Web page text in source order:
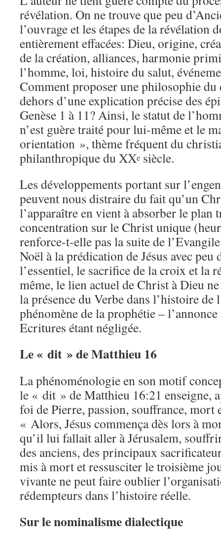
révélation. On ne trouve que peu
l’ouvrage et les étapes de la révélation
entièrement effacées: Dieu, origine,
de la création, alliances, harmonie
l’homme, loi, histoire du salut,
Comment proposer une philosophie
dehors d’une explication précise des
Genèse 1 à 11? Ainsi, le statut de
n’est guère traité pour lui-même et le
orientation », thème fréquent du
philanthropique du XXe siècle.
Les développements portant sur
peuvent nous distraire du fait qu’un
l’apparaître en vient à absorber le
concentration sur le Christ unique
renforce-t-elle pas la suite de
Noël à la prédication de Jésus avec peu
l’essentiel, le sacrifice de la croix et la
même, le lien actuel de Christ à Dieu
la présence du Verbe dans l’histoire
phénomène de la prophétie –
Ecritures étant négligée.
Le « dit » de Matthieu 16
La phénoménologie en son motif
le « dit » de Matthieu 16:21 enseigne,
foi de Pierre, passion, souffrance, mort
« Alors, Jésus commença dès lors à
qu’il lui fallait aller à Jérusalem,
des anciens, des principaux
mis à mort et ressusciter le troisième
vivante ne peut faire oublier
rédempteurs dans l’histoire réelle.
Sur le nominalisme dialectique